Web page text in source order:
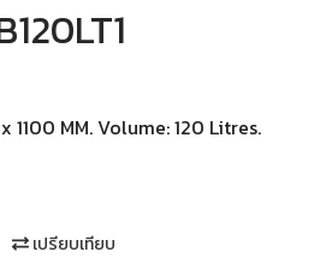
1100 MM. Volume: 120 Litres.
เปรียบเทียบ